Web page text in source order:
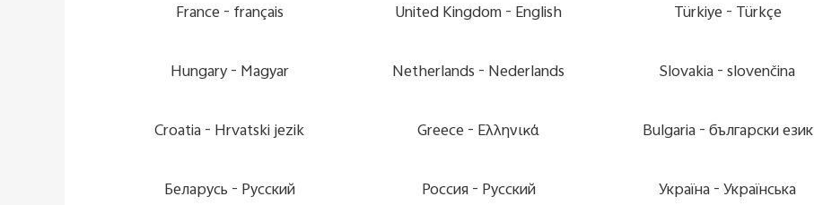
France - français United Kingdom - English Türkiye - Türkçe
Hungary - Magyar Netherlands - Nederlands Slovakia -slovenčina
Croatia - Hrvatski jezik Greece - Ελληνικά Bulgaria -български език
Беларусь - Pусский Россия - Pусский Україна -Українська